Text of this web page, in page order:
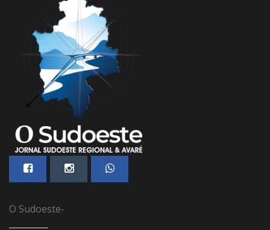
O Sudoeste-